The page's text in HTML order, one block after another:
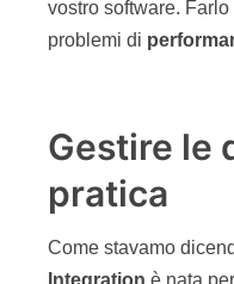
vostro software.
problemi di
Gestire le
pratica
Come stavamo